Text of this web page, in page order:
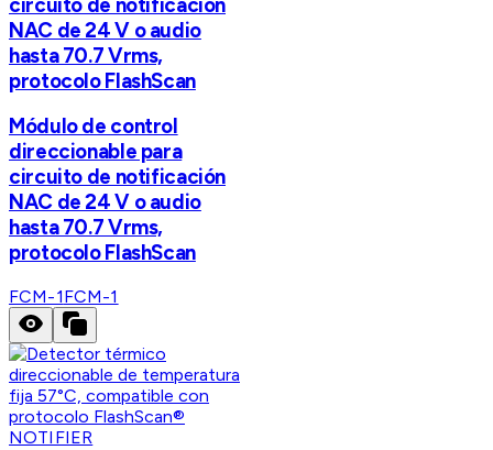
NAC de 24 V o audio
hasta 70.7 Vrms,
protocolo FlashScan
Módulo de control
direccionable para
circuito de notificación
NAC de 24 V o audio
hasta 70.7 Vrms,
protocolo FlashScan
FCM-1FCM-1
NOTIFIER